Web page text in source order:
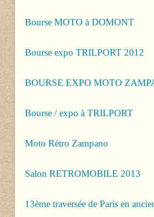
Bourse MOTO à DOMONT
Bourse expo TRILPORT 2012
BOURSE EXPO MOTO
Bourse / expo à TRILPORT
Moto Rétro Zampano
Salon RETROMOBILE 2013
13ème traversée de Paris en